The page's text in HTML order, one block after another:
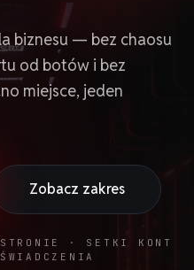
biznesu — bez chaosu
od botów i bez
miejsce, jeden
Zobacz zakres
· SETKI KONT